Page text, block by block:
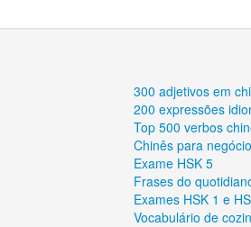
300 adjetivos em
200 expressões
Top 500 verbos
Chinês para
Exame HSK 5
Frases do
Exames HSK 1 e
Vocabulário de